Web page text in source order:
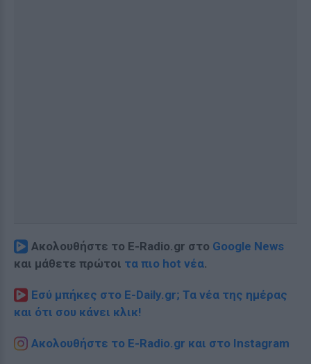
Ακολουθήστε το E-Radio.gr στο Google News
και μάθετε πρώτοι τα πιο hot νέα.
Εσύ μπήκες στο E-Daily.gr; Τα νέα της ημέρας
και ότι σου κάνει κλικ!
Ακολουθήστε το E-Radio.gr και στο Instagram